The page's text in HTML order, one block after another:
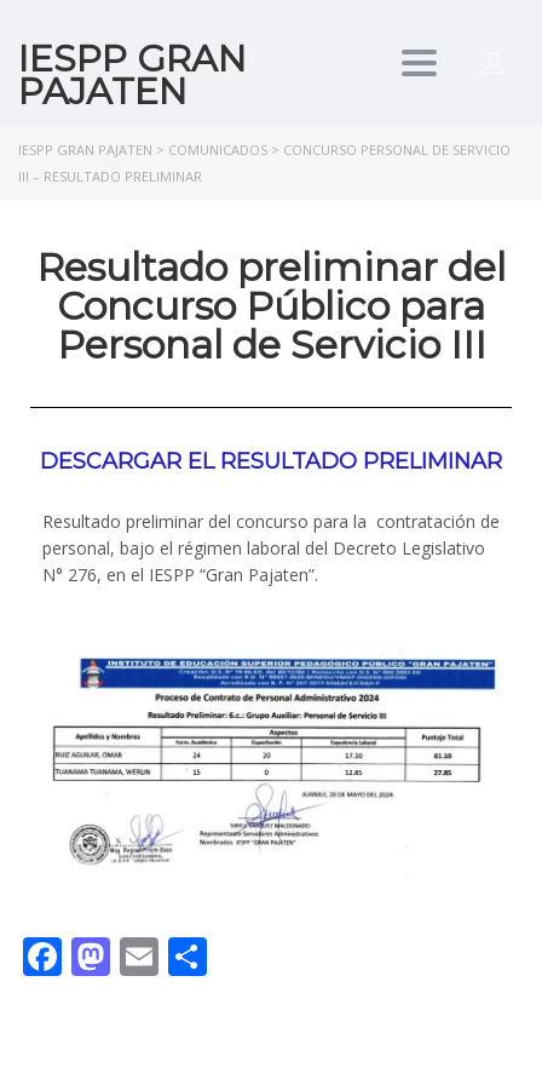
IESPP GRAN
PAJATEN Toggle
navigation
IESPP GRAN PAJATEN > COMUNICADOS > CONCURSO PERSONAL DE SERVICIO
III – RESULTADO PRELIMINAR
Resultado preliminar del
Concurso Público para
Personal de Servicio III
DESCARGAR EL RESULTADO PRELIMINAR
Resultado preliminar del concurso para la contratación de
personal, bajo el régimen laboral del Decreto Legislativo
N° 276, en el IESPP “Gran Pajaten”.
Facebook
Mastodon
Email